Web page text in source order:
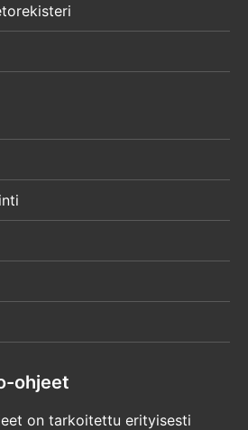
ohjeet
on tarkoitettu erityisesti